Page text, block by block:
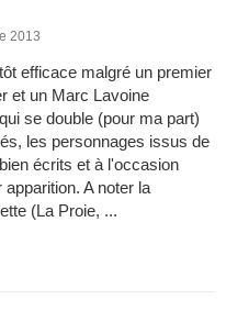
2013
efficace malgré un premier
et un Marc Lavoine
se double (pour ma part)
les personnages issus de
écrits et à l'occasion
A noter la
(La Proie, ...